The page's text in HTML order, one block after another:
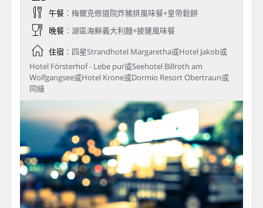
Day 2
維也納Vienna－瓦豪河谷
Wachau Valley－梅爾克Melk－
鹽湖區Salzkammergut
早餐：飛機餐食
午餐：梅爾克修道院炸豬排風味餐+皇帝鬆餅
晚餐：湖區海鮮義大利麵+披薩風味餐
住宿：四星Strandhotel Margaretha或Hotel Jakob或